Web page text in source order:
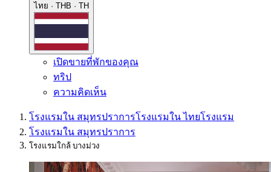
ไทย · THB · TH
เปิดขายที่พักของคุณ
ทริป
ความคิดเห็น
โรงแรมใน สมุทรปราการโรงแรมใน ไทยโรงแรม
โรงแรมใน สมุทรปราการ
โรงแรมใกล้ บางม่วง